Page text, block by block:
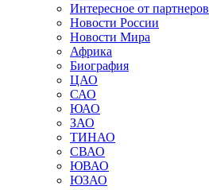
Интересное от партнеров
Новости России
Новости Мира
Африка
Биография
ЦАО
САО
ЮАО
ЗАО
ТИНАО
СВАО
ЮВАО
ЮЗАО